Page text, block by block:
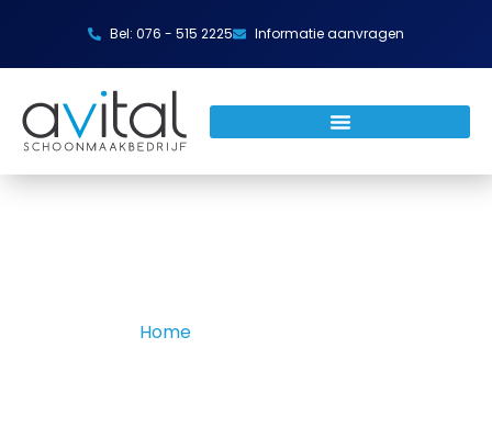
Bel: 076 - 515 2225 Informatie aanvragen
Home»